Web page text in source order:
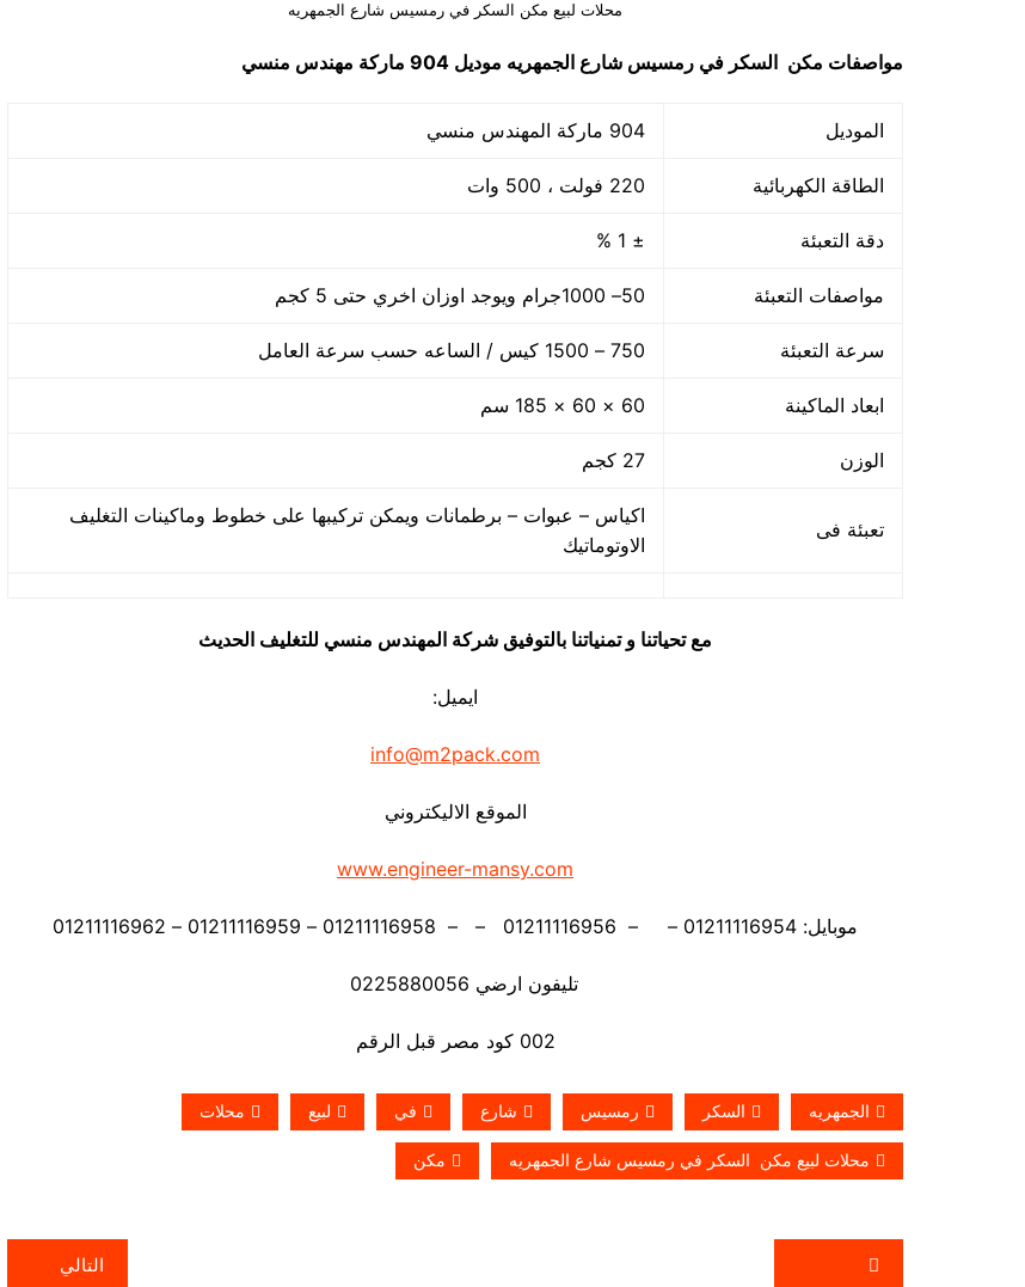
محلات لبيع مكن السكر في رمسيس شارع الجمهريه
مواصفات مكن السكر في رمسيس شارع الجمهريه موديل 904 ماركة مهندس منسي
الموديل 904 ماركة المهندس منسي
الطاقة الكهربائية 220 فولت ، 500 وات
دقة التعبئة ± 1 %
مواصفات التعبئة 50– 1000جرام ويوجد اوزان اخري حتى 5 كجم
سرعة التعبئة 750 – 1500 كيس / الساعه حسب سرعة العامل
ابعاد الماكينة 60 × 60 × 185 سم
الوزن 27 كجم
تعبئة فى
اكياس – عبوات – برطمانات ويمكن تركيبها على خطوط وماكينات التغليف
الاوتوماتيك
مع تحياتنا و تمنياتنا بالتوفيق شركة المهندس منسي للتغليف الحديث
ايميل:
info@m2pack.com
الموقع الاليكتروني
www.engineer-mansy.com
موبايل: 01211116954 – – 01211116956 – – 01211116958 – 01211116959 – 01211116962
تليفون ارضي 0225880056
002 كود مصر قبل الرقم
الجمهريه السكر رمسيس شارع في لبيع محلات
محلات لبيع مكن السكر في رمسيس شارع الجمهريه مكن
تصفّح
التالي